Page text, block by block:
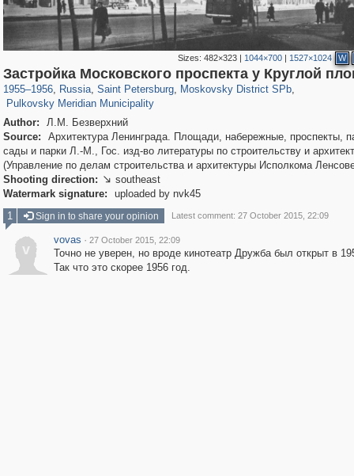
Sizes: 482×323| 1044×700| 1527×1024 W
Застройка Московского проспекта у Круглой
1955–1956, Russia
1,407,210 29,248
, Saint Petersburg
197,232 5,714
, Moskovsky District SPb
6,884 61
,
Pulkovsky Meridian Municipality
2,228 22
Author:
Л.М. Безверхний
Source:
Архитектура Ленинграда. Площади, набережные, проспекты,
сады и парки Л.-М., Гос. изд-во литературы по строительству и
(Управление по делам строительства и архитектуры Исполкома
Shooting direction:  southeast
Watermark signature:
uploaded by nvk45
1
Sign in to share your opinion Latest comment: 27 October 2015, 22:09
v
vovas · 27 October 2015, 22:09
Точно не уверен, но вроде кинотеатр Дружба был открыт в
Так что это скорее 1956 год.